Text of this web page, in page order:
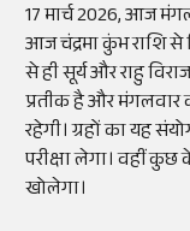
17 मार्च 2026, आज
आज चंद्रमा कुंभ राशि
से ही सूर्य और राहु
प्रतीक है और मंगलवार
रहेगी। ग्रहों का यह
परीक्षा लेगा। वहीं
खोलेगा।